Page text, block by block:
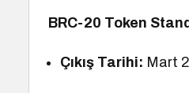
BRC-20 Token
Çıkış Tarihi: Mart